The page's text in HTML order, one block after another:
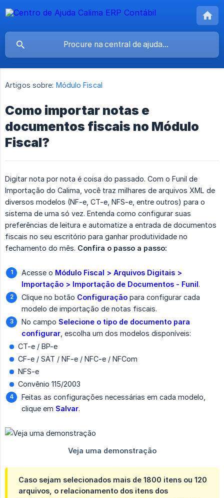
Artigos sobre: Módulo Fiscal
Como importar notas e
documentos fiscais no Módulo
Fiscal?
Digitar nota por nota é coisa do passado. Com o Funil de
Importação do Calima, você traz milhares de arquivos XML de
diversos modelos (NF-e, CT-e, NFS-e, entre outros) para o
sistema de uma só vez. Entenda como configurar suas
preferências de leitura e automatize a entrada de documentos
fiscais no seu escritório para ganhar produtividade no
fechamento do mês. Confira o passo a passo:
Acesse o Módulo Fiscal > Arquivos Digitais >
Importação > Importação de Documentos - Funil.
Clique no botão Configuração para configurar cada
modelo de importação de notas fiscais.
No campo Selecione o tipo de documento para
configurar , escolha um dos modelos disponíveis:
CT-e / BP-e
CF-e / SAT / NF-e / NFC-e / NFCom
NFS-e
Convênio 115/2003
Feitas as configurações necessárias em cada modelo,
clique em Salvar.
Caso sejam selecionados mais de 1800 itens ou 120
arquivos, o relacionamento dos itens dos